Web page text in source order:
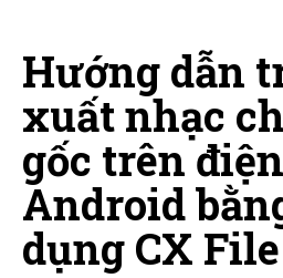
Giới thiệu
Hoạt động
Thư viện
Dịch vụ hỗ trợ
Sản Phẩm
Hướng dẫn
xuất nhạc
gốc trên
Android
dụng CX